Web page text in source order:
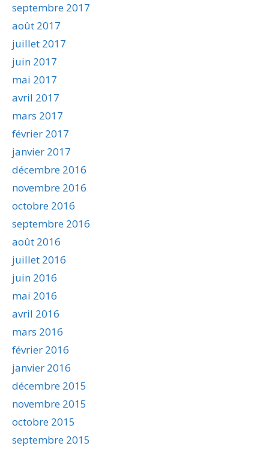
septembre 2017
août 2017
juillet 2017
juin 2017
mai 2017
avril 2017
mars 2017
février 2017
janvier 2017
décembre 2016
novembre 2016
octobre 2016
septembre 2016
août 2016
juillet 2016
juin 2016
mai 2016
avril 2016
mars 2016
février 2016
janvier 2016
décembre 2015
novembre 2015
octobre 2015
septembre 2015